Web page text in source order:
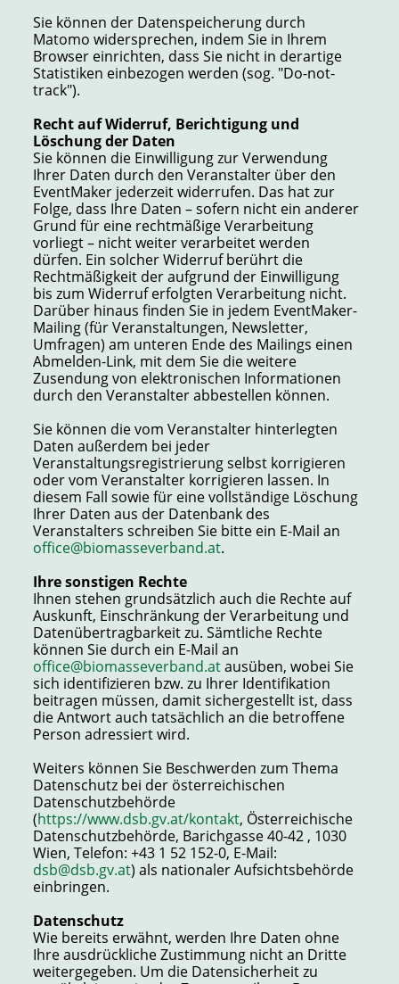
Sie können der Datenspeicherung durch
Matomo widersprechen, indem Sie in Ihrem
Browser einrichten, dass Sie nicht in derartige
Statistiken einbezogen werden (sog. "Do-not-
track").
Recht auf Widerruf, Berichtigung und
Löschung der Daten
Sie können die Einwilligung zur Verwendung
Ihrer Daten durch den Veranstalter über den
EventMaker jederzeit widerrufen. Das hat zur
Folge, dass Ihre Daten – sofern nicht ein anderer
Grund für eine rechtmäßige Verarbeitung
vorliegt – nicht weiter verarbeitet werden
dürfen. Ein solcher Widerruf berührt die
Rechtmäßigkeit der aufgrund der Einwilligung
bis zum Widerruf erfolgten Verarbeitung nicht.
Darüber hinaus finden Sie in jedem EventMaker-
Mailing (für Veranstaltungen, Newsletter,
Umfragen) am unteren Ende des Mailings einen
Abmelden-Link, mit dem Sie die weitere
Zusendung von elektronischen Informationen
durch den Veranstalter abbestellen können.
Sie können die vom Veranstalter hinterlegten
Daten außerdem bei jeder
Veranstaltungsregistrierung selbst korrigieren
oder vom Veranstalter korrigieren lassen. In
diesem Fall sowie für eine vollständige Löschung
Ihrer Daten aus der Datenbank des
Veranstalters schreiben Sie bitte ein E-Mail an
office@biomasseverband.at.
Ihre sonstigen Rechte
Ihnen stehen grundsätzlich auch die Rechte auf
Auskunft, Einschränkung der Verarbeitung und
Datenübertragbarkeit zu. Sämtliche Rechte
können Sie durch ein E-Mail an
office@biomasseverband.atausüben, wobei Sie
sich identifizieren bzw. zu Ihrer Identifikation
beitragen müssen, damit sichergestellt ist, dass
die Antwort auch tatsächlich an die betroffene
Person adressiert wird.
Weiters können Sie Beschwerden zum Thema
Datenschutz bei der österreichischen
Datenschutzbehörde
(https://www.dsb.gv.at/kontakt, Österreichische
Datenschutzbehörde, Barichgasse 40-42 , 1030
Wien, Telefon: +43 1 52 152-0, E-Mail:
dsb@dsb.gv.at) als nationaler Aufsichtsbehörde
einbringen.
Datenschutz
Wie bereits erwähnt, werden Ihre Daten ohne
Ihre ausdrückliche Zustimmung nicht an Dritte
weitergegeben. Um die Datensicherheit zu